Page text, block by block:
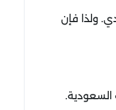
ولذا فإن